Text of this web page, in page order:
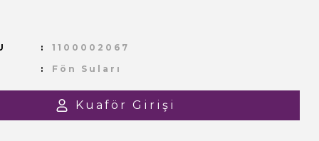
1100002067
Fön Suları
Kuaför Girişi